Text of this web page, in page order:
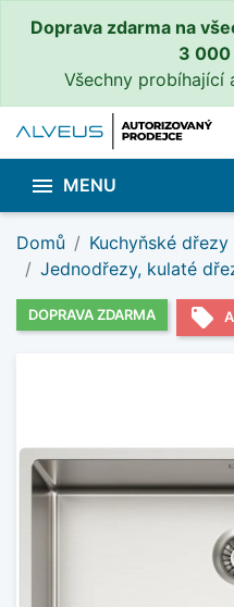
Doprava zdarma na
3 000
Všechny probíhající
 MENU
Domů Kuchyňské dřezy
Jednodřezy, kulaté
DOPRAVA ZDARMA local_offer